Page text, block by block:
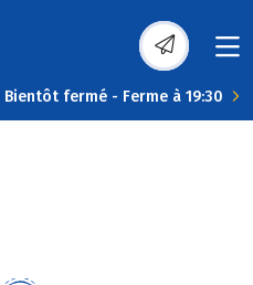
Bientôt fermé - Ferme à 19:30